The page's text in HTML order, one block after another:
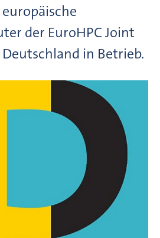
der EuroHPC Joint
in Betrieb.